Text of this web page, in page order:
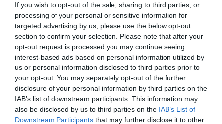
If you wish to opt-out of the sale, sharing to third parties, or
processing of your personal or sensitive information for
targeted advertising by us, please use the below opt-out
section to confirm your selection. Please note that after your
opt-out request is processed you may continue seeing
interest-based ads based on personal information utilized by
us or personal information disclosed to third parties prior to
your opt-out. You may separately opt-out of the further
disclosure of your personal information by third parties on the
IAB’s list of downstream participants. This information may
also be disclosed by us to third parties on the IAB’s List of
Downstream Participants that may further disclose it to other
ΕΙΔΗΣΕΙΣ 07 Αυγούστου 2026 18:10
Άδωνις Γεωργιάδης από Γ.Ν. Ρόδου: Νέες προσλήψεις
και «πράσινο φως» για το Ακτινοθεραπευτικό
Κέντρο